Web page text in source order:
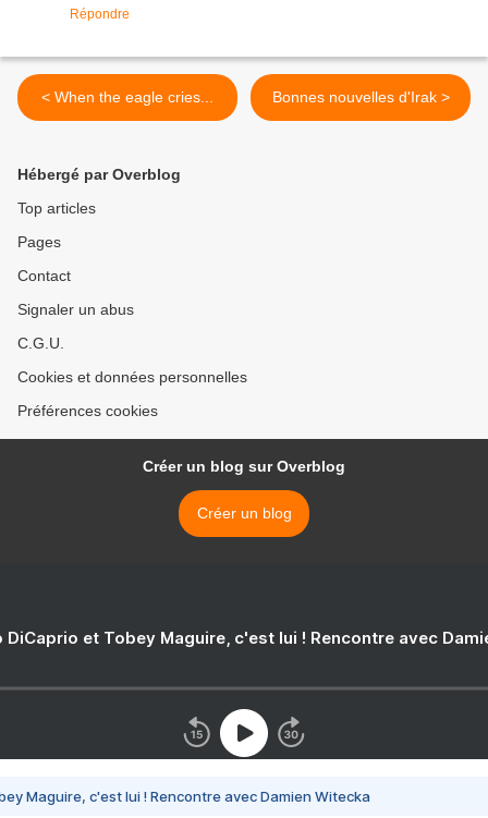
Répondre
< When the eagle cries... Bonnes nouvelles d'Irak >
Hébergé par Overblog
Top articles
Pages
Contact
Signaler un abus
C.G.U.
Cookies et données personnelles
Préférences cookies
Créer un blog sur Overblog
Créer un blog
DiCaprio et Tobey Maguire, c'est lui ! Rencontre avec
Maguire, c'est lui ! Rencontre avec Damien Witecka